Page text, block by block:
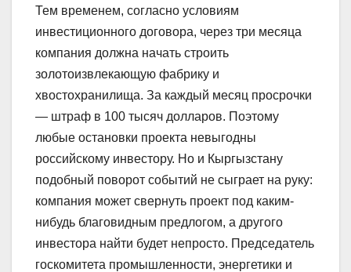
Тем временем, согласно условиям
инвестиционного договора, через три месяца
компания должна начать строить
золотоизвлекающую фабрику и
хвостохранилища. За каждый месяц просрочки
— штраф в 100 тысяч долларов. Поэтому
любые остановки проекта невыгодны
российскому инвестору. Но и Кыргызстану
подобный поворот событий не сыграет на руку:
компания может свернуть проект под каким-
нибудь благовидным предлогом, а другого
инвестора найти будет непросто. Председатель
госкомитета промышленности, энергетики и